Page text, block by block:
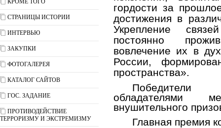
КРОМЕ ТОГО
СТРАНИЦЫ ИСТОРИИ
ИНТЕРВЬЮ
ЗАКУПКИ
ФОТОГАЛЕРЕЯ
КАТАЛОГ САЙТОВ
ГОС. ЗАДАНИЕ
ПРОТИВОДЕЙСТВИЕ
ТЕРРОРИЗМУ И ЭКСТРЕМИЗМУ
гордости за
достижения в
Укрепление
постоянно
вовлечение их в
России,
пространства».
Победители
обладателями
внушительного
Главная премия